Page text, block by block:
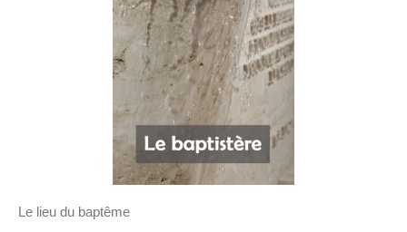
Le lieu du baptême